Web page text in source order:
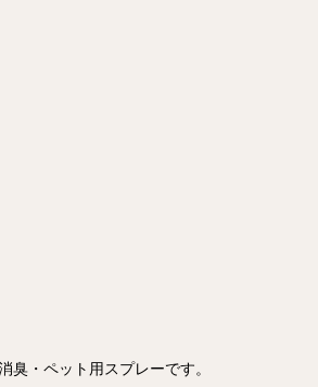
・ペット用スプレーです。